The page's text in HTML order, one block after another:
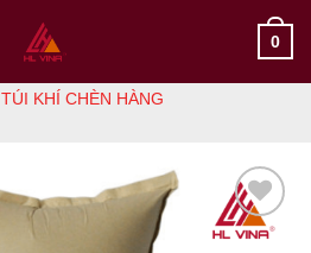
0
TÚI KHÍ CHÈN HÀNG
Add to